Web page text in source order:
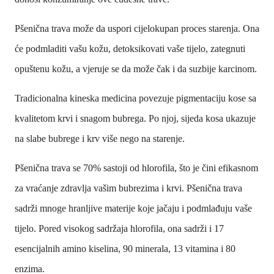
Pšenična trava može da uspori cijelokupan proces starenja. Ona
će podmladiti vašu kožu, detoksikovati vaše tijelo, zategnuti
opuštenu kožu, a vjeruje se da može čak i da suzbije karcinom.
Tradicionalna kineska medicina povezuje pigmentaciju kose sa
kvalitetom krvi i snagom bubrega. Po njoj, sijeda kosa ukazuje
na slabe bubrege i krv više nego na starenje.
Pšenična trava se 70% sastoji od hlorofila, što je čini efikasnom
za vraćanje zdravlja vašim bubrezima i krvi. Pšenična trava
sadrži mnoge hranljive materije koje jačaju i podmlađuju vaše
tijelo. Pored visokog sadržaja hlorofila, ona sadrži i 17
esencijalnih amino kiselina, 90 minerala, 13 vitamina i 80
enzima.